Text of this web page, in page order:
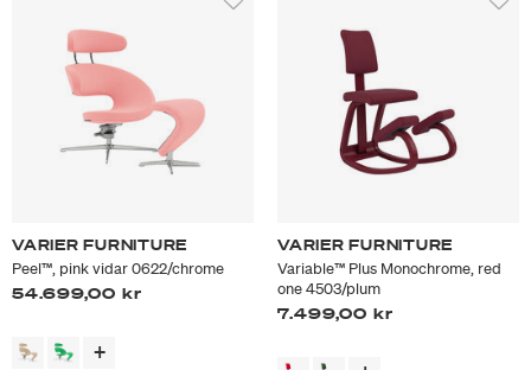
VARIER FURNITURE
Peel™, pink vidar 0622/chrome
54.699,00 kr
VARIER FURNITURE
Variable™ Plus Monochrome, red
one 4503/plum
7.499,00 kr